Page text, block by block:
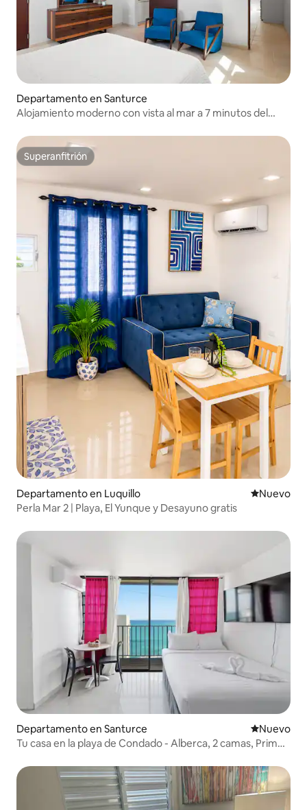
Departamento en Santurce
Alojamiento moderno con vista al mar a 7 minutos del
Superanfitrión
Superanfitrión
Departamento en Luquillo Nuevo
Nuevo
Perla Mar 2 | Playa, El Yunque y Desayuno gratis
Departamento en Santurce Nuevo
Nuevo
Tu casa en la playa de Condado - Alberca, 2 camas, Prime